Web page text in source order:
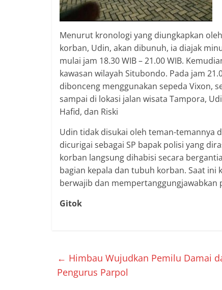
Menurut kronologi yang diungkapkan
korban, Udin, akan dibunuh, ia diajak
mulai jam 18.30 WIB – 21.00 WIB.
kawasan wilayah Situbondo. Pada jam
dibonceng menggunakan sepeda Vixon,
sampai di lokasi jalan wisata Tampora,
Hafid, dan Riski
Udin tidak disukai oleh teman-temannya
dicurigai sebagai SP bapak polisi yang
korban langsung dihabisi secara
bagian kepala dan tubuh korban. Saat
berwajib dan mempertanggungjawabkan
Gitok
← Himbau Wujudkan Pemilu Damai
Pengurus Parpol